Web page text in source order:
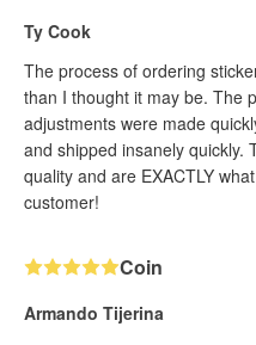
Ty Cook
The process of ordering
than I thought it may be. The
adjustments were made
and shipped insanely quickly.
quality and are EXACTLY
customer!
Coin
Armando Tijerina